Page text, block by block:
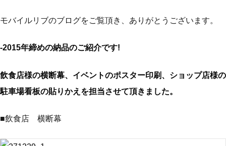
モバイルリブのブログをご覧頂き、ありがとうございます。
-2015年締めの納品のご紹介です!
飲食店様の横断幕、イベントのポスター印刷、ショップ店様の
駐車場看板の貼りかえを担当させて頂きました。
■飲食店 横断幕